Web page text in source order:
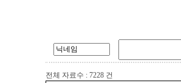
전체 자료수 : 7228 건